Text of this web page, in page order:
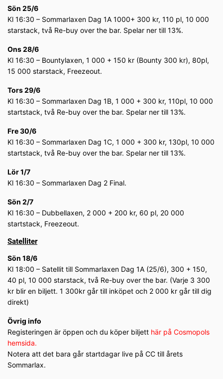
Sön 25/6
Kl 16:30 – Sommarlaxen Dag 1A 1000+ 300 kr, 110 pl, 10 000
starstack, två Re-buy over the bar. Spelar ner till 13%.
Ons 28/6
Kl 16:30 – Bountylaxen, 1 000 + 150 kr (Bounty 300 kr), 80pl,
15 000 starstack, Freezeout.
Tors 29/6
Kl 16:30 – Sommarlaxen Dag 1B, 1 000 + 300 kr, 110pl, 10 000
startstack, två Re-buy over the bar. Spelar ner till 13%.
Fre 30/6
Kl 16:30 – Sommarlaxen Dag 1C, 1 000 + 300 kr, 130pl, 10 000
startstack, två Re-buy over the bar. Spelar ner till 13%.
Lör 1/7
Kl 16:30 – Sommarlaxen Dag 2 Final.
Sön 2/7
Kl 16:30 – Dubbellaxen, 2 000 + 200 kr, 60 pl, 20 000
startstack, Freezeout.
Satelliter
Sön 18/6
Kl 18:00 – Satellit till Sommarlaxen Dag 1A (25/6), 300 + 150,
40 pl, 10 000 starstack, två Re-buy over the bar. (Varje 3 300
kr blir en biljett. 1 300kr går till inköpet och 2 000 kr går till dig
direkt)
Övrig info
Registeringen är öppen och du köper biljett här på Cosmopols
hemsida.
Notera att det bara går startdagar live på CC till årets
Sommarlax.